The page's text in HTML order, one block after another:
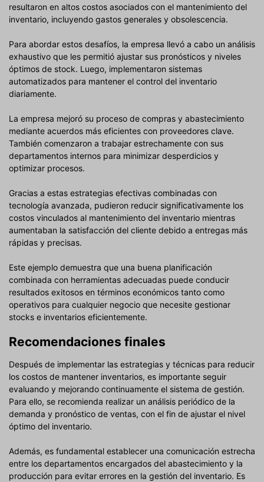
resultaron en altos costos asociados con el mantenimiento del
inventario, incluyendo gastos generales y obsolescencia.
Para abordar estos desafíos, la empresa llevó a cabo un análisis
exhaustivo que les permitió ajustar sus pronósticos y niveles
óptimos de stock. Luego, implementaron sistemas
automatizados para mantener el control del inventario
diariamente.
La empresa mejoró su proceso de compras y abastecimiento
mediante acuerdos más eficientes con proveedores clave.
También comenzaron a trabajar estrechamente con sus
departamentos internos para minimizar desperdicios y
optimizar procesos.
Gracias a estas estrategias efectivas combinadas con
tecnología avanzada, pudieron reducir significativamente los
costos vinculados al mantenimiento del inventario mientras
aumentaban la satisfacción del cliente debido a entregas más
rápidas y precisas.
Este ejemplo demuestra que una buena planificación
combinada con herramientas adecuadas puede conducir
resultados exitosos en términos económicos tanto como
operativos para cualquier negocio que necesite gestionar
stocks e inventarios eficientemente.
Recomendaciones finales
Después de implementar las estrategias y técnicas para reducir
los costos de mantener inventarios, es importante seguir
evaluando y mejorando continuamente el sistema de gestión.
Para ello, se recomienda realizar un análisis periódico de la
demanda y pronóstico de ventas, con el fin de ajustar el nivel
óptimo del inventario.
Además, es fundamental establecer una comunicación estrecha
entre los departamentos encargados del abastecimiento y la
producción para evitar errores en la gestión del inventario. Es